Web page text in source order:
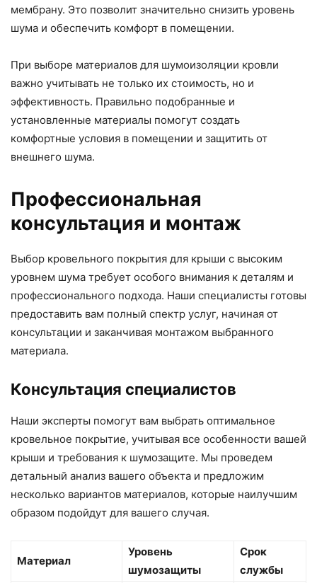
мембрану. Это позволит значительно снизить уровень
шума и обеспечить комфорт в помещении.
При выборе материалов для шумоизоляции кровли
важно учитывать не только их стоимость, но и
эффективность. Правильно подобранные и
установленные материалы помогут создать
комфортные условия в помещении и защитить от
внешнего шума.
Профессиональная
консультация и монтаж
Выбор кровельного покрытия для крыши с высоким
уровнем шума требует особого внимания к деталям и
профессионального подхода. Наши специалисты готовы
предоставить вам полный спектр услуг, начиная от
консультации и заканчивая монтажом выбранного
материала.
Консультация специалистов
Наши эксперты помогут вам выбрать оптимальное
кровельное покрытие, учитывая все особенности вашей
крыши и требования к шумозащите. Мы проведем
детальный анализ вашего объекта и предложим
несколько вариантов материалов, которые наилучшим
образом подойдут для вашего случая.
Материал
Уровень
шумозащиты
Срок
службы